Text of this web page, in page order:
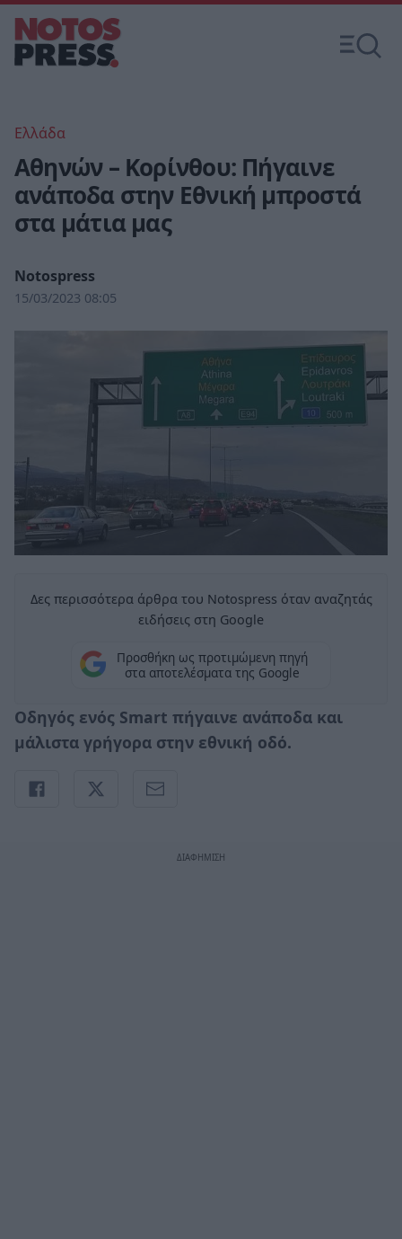
Ελλάδα
Αθηνών – Κορίνθου: Πήγαινε
ανάποδα στην Εθνική μπροστά
στα μάτια μας
Notospress
15/03/2023 08:05
Δες περισσότερα άρθρα του Notospress όταν αναζητάς
ειδήσεις στη Google
Προσθήκη ως προτιμώμενη πηγή
στα αποτελέσματα της Google
Οδηγός ενός Smart πήγαινε ανάποδα και
μάλιστα γρήγορα στην εθνική οδό.